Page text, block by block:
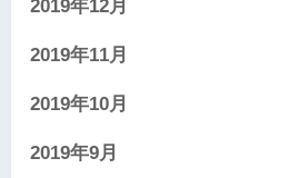
2019年12月
2019年11月
2019年10月
2019年9月